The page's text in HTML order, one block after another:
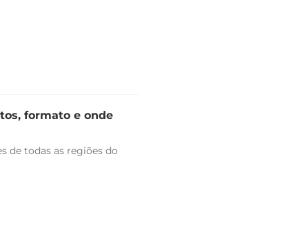
formato e onde
de todas as regiões do